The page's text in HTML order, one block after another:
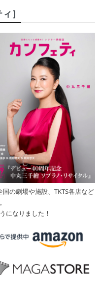
］
の劇場や施設、TKTS各店など
になりました！